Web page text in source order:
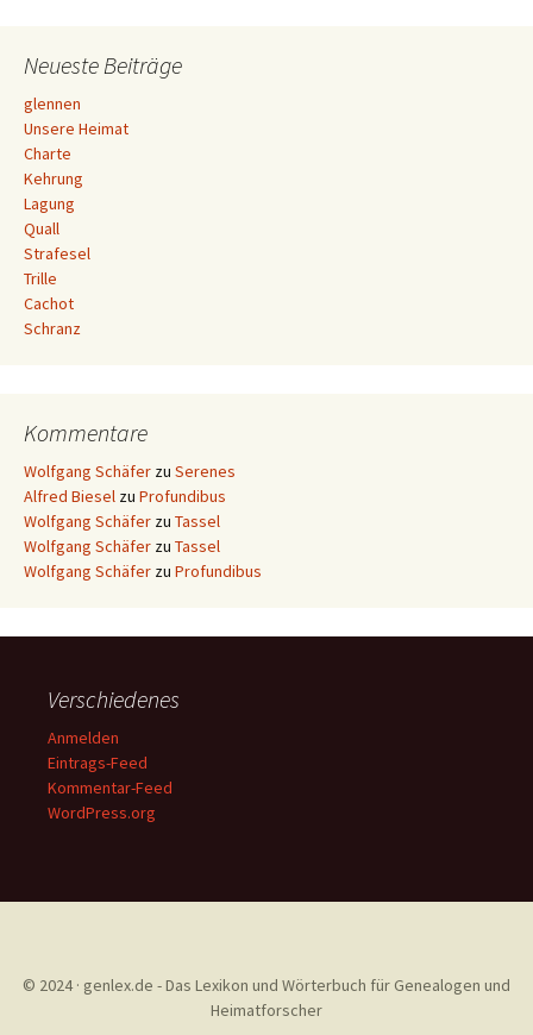
Navigation
Neueste Beiträge
glennen
Unsere Heimat
Charte
Kehrung
Lagung
Quall
Strafesel
Trille
Cachot
Schranz
Kommentare
Wolfgang Schäfer zu Serenes
Alfred Biesel zu Profundibus
Wolfgang Schäfer zu Tassel
Wolfgang Schäfer zu Tassel
Wolfgang Schäfer zu Profundibus
Verschiedenes
Anmelden
Eintrags-Feed
Kommentar-Feed
WordPress.org
© 2024 · genlex.de - Das Lexikon und Wörterbuch für Genealogen und
Heimatforscher